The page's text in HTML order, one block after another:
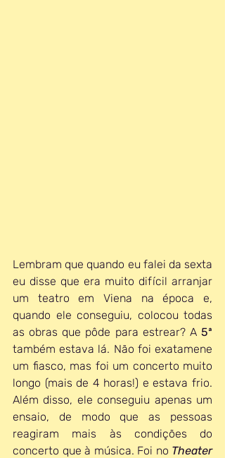
Lembram que quando eu falei da sexta
eu disse que era muito difícil arranjar
um teatro em Viena na época e,
quando ele conseguiu, colocou todas
as obras que pôde para estrear? A 5ª
também estava lá. Não foi exatamene
um fiasco, mas foi um concerto muito
longo (mais de 4 horas!) e estava frio.
Além disso, ele conseguiu apenas um
ensaio, de modo que as pessoas
reagiram mais às condições do
concerto que à música. Foi no Theater